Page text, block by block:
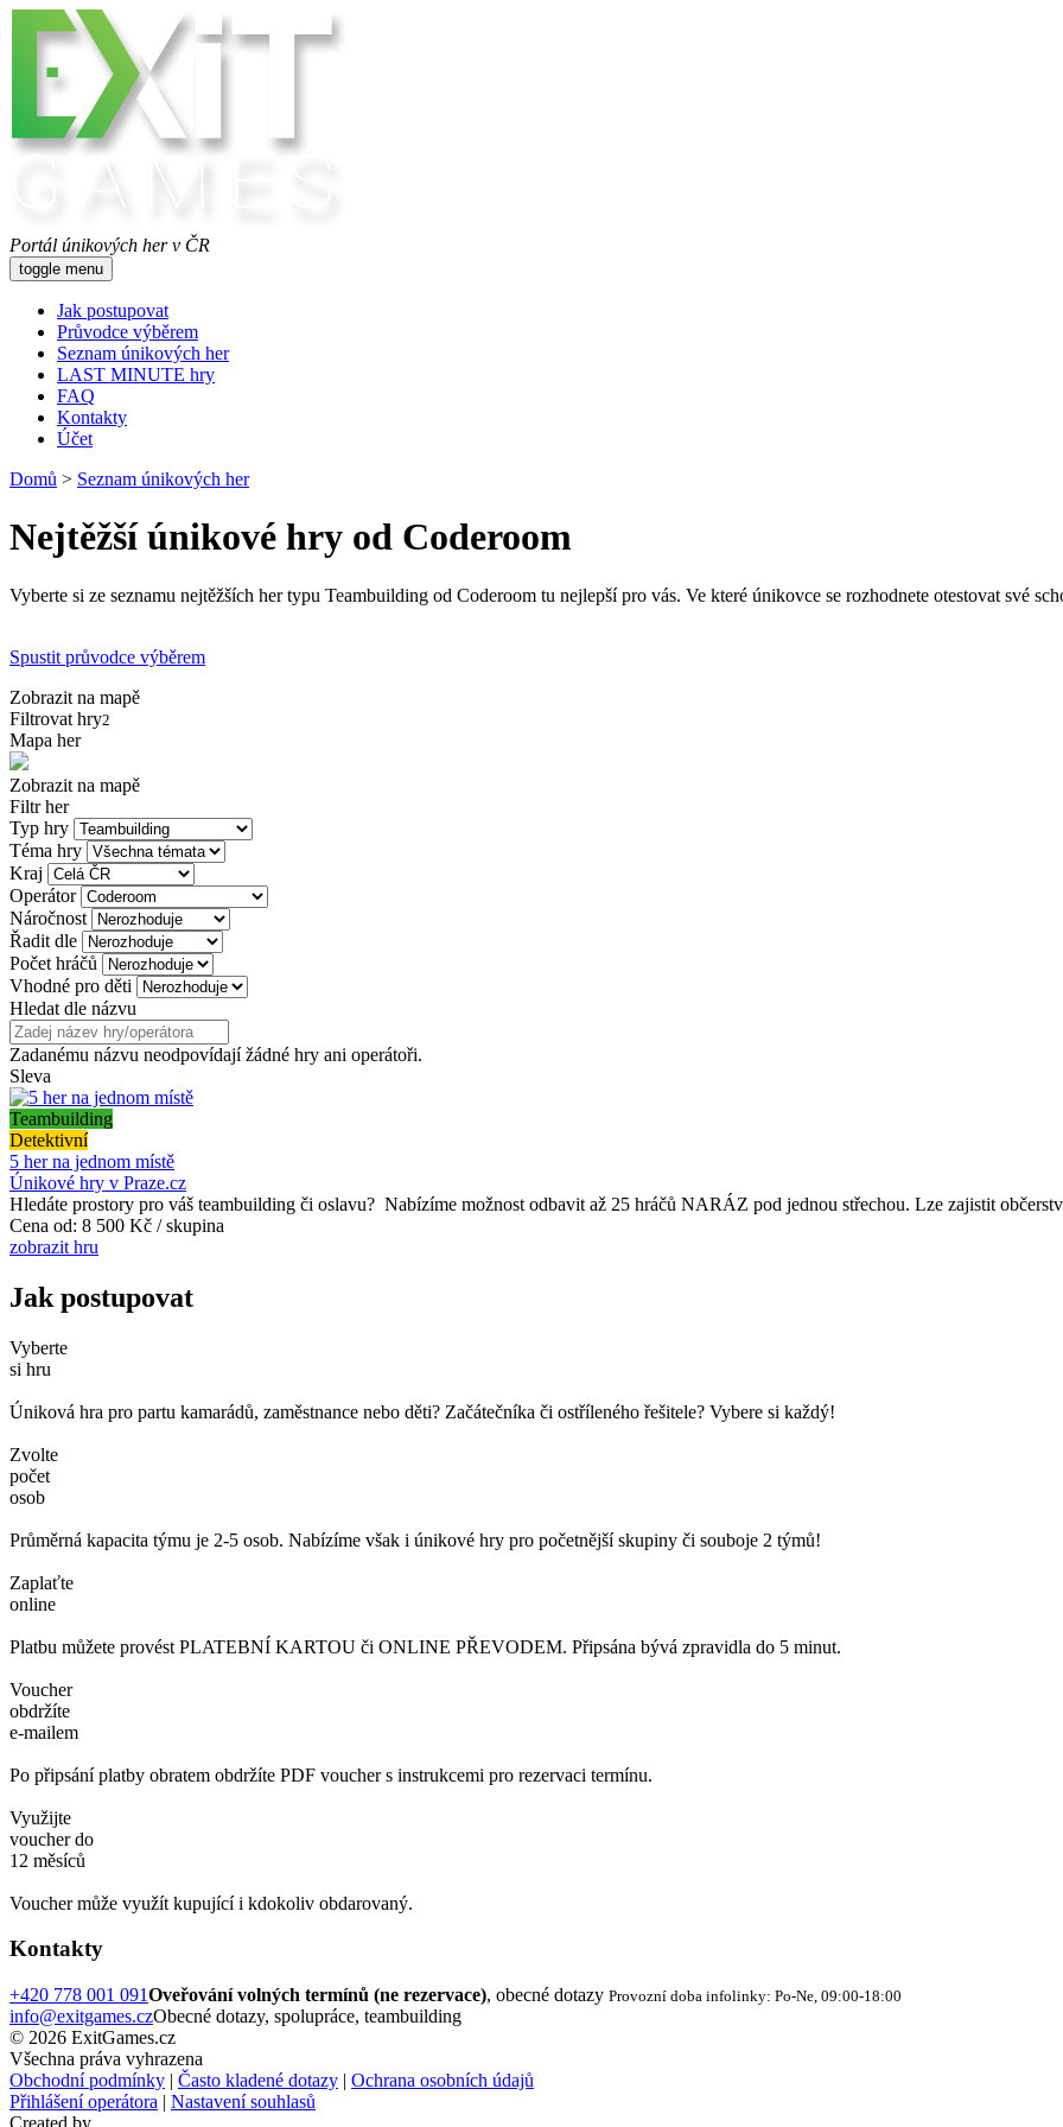
Portál únikových her v ČR
toggle menu
Jak postupovat
Průvodce výběrem
Seznam únikových her
LAST MINUTE hry
FAQ
Kontakty
Účet
Domů > Seznam únikových her
Nejtěžší únikové hry od Coderoom
Vyberte si ze seznamu nejtěžších her typu Teambuilding od Coderoom tu nejlepší pro vás. Ve které únikovce se rozhodnete otestovat své
Spustit průvodce výběrem
Zobrazit na mapě
Filtrovat hry2
Mapa her
Zobrazit na mapě
Filtr her
Typ hry
Téma hry
Kraj
Operátor
Náročnost
Řadit dle
Počet hráčů
Vhodné pro děti
Hledat dle názvu
Zadanému názvu neodpovídají žádné hry ani operátoři.
Sleva
Teambuilding
Detektivní
5 her na jednom místě
Únikové hry v Praze.cz
Hledáte prostory pro váš teambuilding či oslavu? Nabízíme možnost odbavit až 25 hráčů NARÁZ pod jednou střechou. Lze zajistit
Cena od: 8 500 Kč / skupina
zobrazit hru
Jak postupovat
Vyberte
si hru
Úniková hra pro partu kamarádů, zaměstnance nebo děti? Začátečníka či ostříleného řešitele? Vybere si každý!
Zvolte
počet
osob
Průměrná kapacita týmu je 2-5 osob. Nabízíme však i únikové hry pro početnější skupiny či souboje 2 týmů!
Zaplaťte
online
Platbu můžete provést PLATEBNÍ KARTOU či ONLINE PŘEVODEM. Připsána bývá zpravidla do 5 minut.
Voucher
obdržíte
e-mailem
Po připsání platby obratem obdržíte PDF voucher s instrukcemi pro rezervaci termínu.
Využijte
voucher do
12 měsíců
Voucher může využít kupující i kdokoliv obdarovaný.
Kontakty
+420 778 001 091Oveřování volných termínů (ne rezervace), obecné dotazy Provozní doba infolinky: Po-Ne, 09:00-18:00
info@exitgames.czObecné dotazy, spolupráce, teambuilding
© 2026 ExitGames.cz
Všechna práva vyhrazena
Obchodní podmínky | Často kladené dotazy | Ochrana osobních údajů
Přihlášení operátora | Nastavení souhlasů